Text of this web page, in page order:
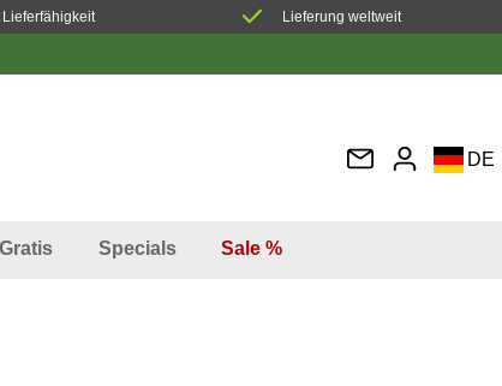
Lieferfähigkeit Lieferung weltweit
DE
Gratis Specials Sale %